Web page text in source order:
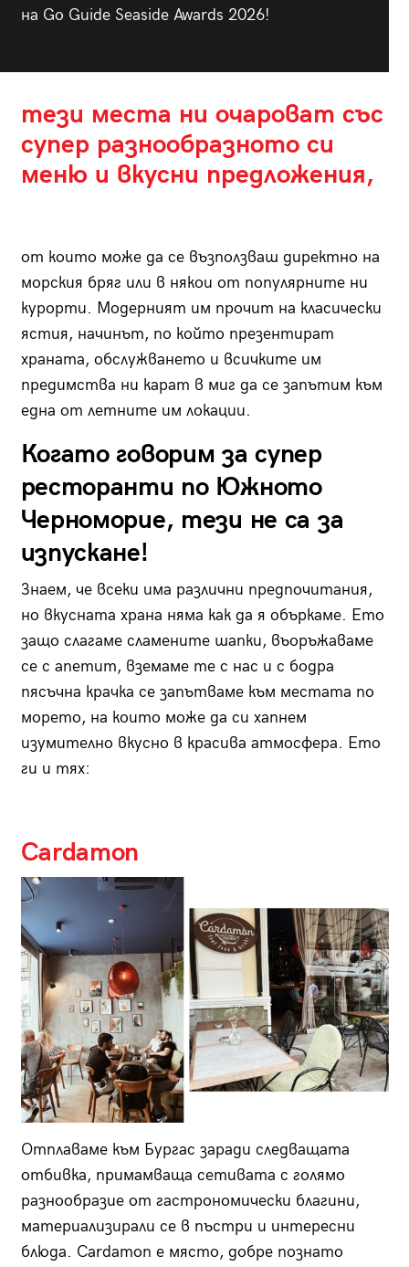
на Go Guide Seaside Awards 2026!
тези места ни очароват със
супер разнообразното си
меню и вкусни предложения,
от които може да се възползваш директно на
морския бряг или в някои от популярните ни
курорти. Модерният им прочит на класически
ястия, начинът, по който презентират
храната, обслужването и всичките им
предимства ни карат в миг да се запътим към
една от летните им локации.
Когато говорим за супер
ресторанти по Южното
Черноморие, тези не са за
изпускане!
Знаем, че всеки има различни предпочитания,
но вкусната храна няма как да я объркаме. Ето
защо слагаме сламените шапки, въоръжаваме
се с апетит, вземаме те с нас и с бодра
пясъчна крачка се запътваме към местата по
морето, на които може да си хапнем
изумително вкусно в красива атмосфера. Ето
ги и тях:
Cardamon
Отплаваме към Бургас заради следващата
отбивка, примамваща сетивата с голямо
разнообразие от гастрономически благини,
материализирали се в пъстри и интересни
блюда. Cardamon е място, добре познато